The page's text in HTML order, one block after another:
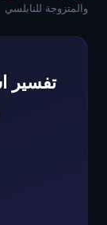
والمتزوجة للنابلسي
تفسير